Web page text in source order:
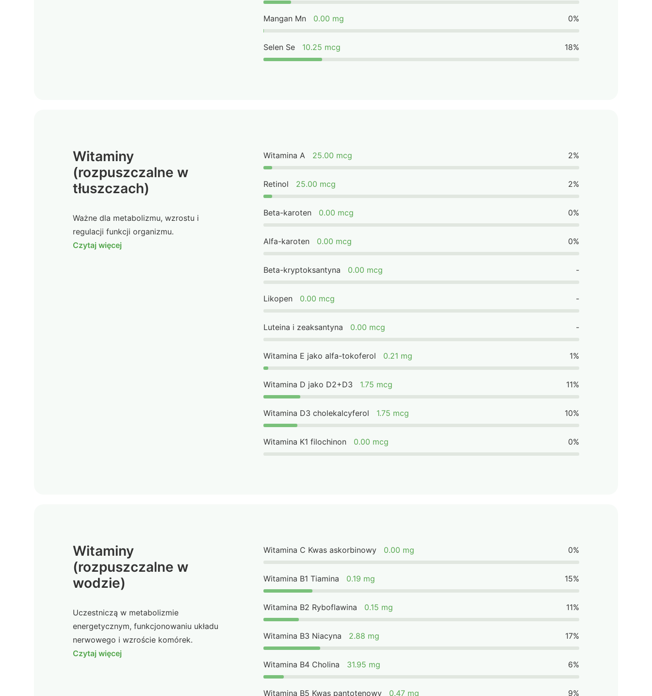
Mangan Mn 0.00 mg 0%
Selen Se 10.25 mcg 18%
Witaminy
(rozpuszczalne w
tłuszczach)
Ważne dla metabolizmu, wzrostu i
regulacji funkcji organizmu.
Czytaj więcej
Witamina A 25.00 mcg 2%
Retinol 25.00 mcg 2%
Beta-karoten 0.00 mcg 0%
Alfa-karoten 0.00 mcg 0%
Beta-kryptoksantyna 0.00 mcg -
Likopen 0.00 mcg -
Luteina i zeaksantyna 0.00 mcg -
Witamina E jako alfa-tokoferol 0.21 mg 1%
Witamina D jako D2+D3 1.75 mcg 11%
Witamina D3 cholekalcyferol 1.75 mcg 10%
Witamina K1 filochinon 0.00 mcg 0%
Witaminy
(rozpuszczalne w
wodzie)
Uczestniczą w metabolizmie
energetycznym, funkcjonowaniu układu
nerwowego i wzroście komórek.
Czytaj więcej
Witamina C Kwas askorbinowy 0.00 mg 0%
Witamina B1 Tiamina 0.19 mg 15%
Witamina B2 Ryboflawina 0.15 mg 11%
Witamina B3 Niacyna 2.88 mg 17%
Witamina B4 Cholina 31.95 mg 6%
Witamina B5 Kwas pantotenowy 0.47 mg 9%